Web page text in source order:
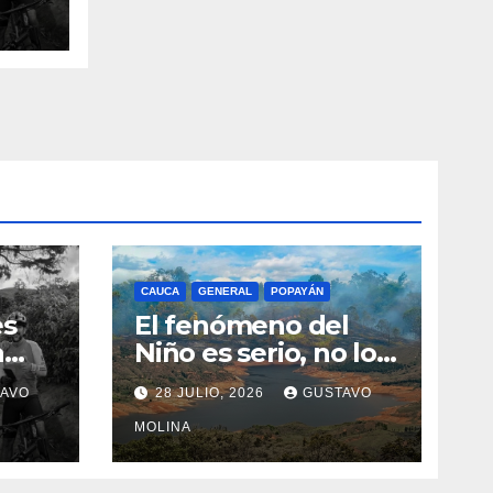
el
el
CAUCA GENERAL POPAYÁN
El fenómeno del
Niño es serio, no lo
tome a juego
28 JULIO, 2026 GUSTAVO
MOLINA